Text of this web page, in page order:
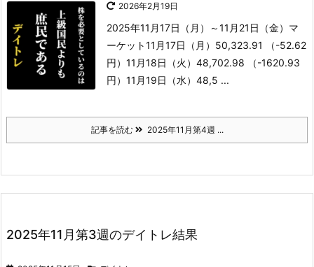
2026年2月19日
2025年11月17日（月）～11月21日（金） マ
ーケット11月17日（月）50,323.91 （-52.62
円） 11月18日（火）48,702.98 （-1620.93
円） 11月19日（水）48,5 ...
記事を読む 2025年11月第4週 ...
2025年11月第3週のデイトレ結果